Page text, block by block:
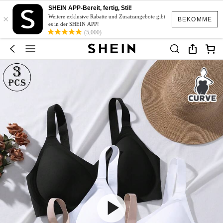
BEKOMME
×
SHEIN APP-Bereit, fertig, Stil!
Weitere exklusive Rabatte und Zusatzangebote gibt
es in der SHEIN APP!
(5,000)